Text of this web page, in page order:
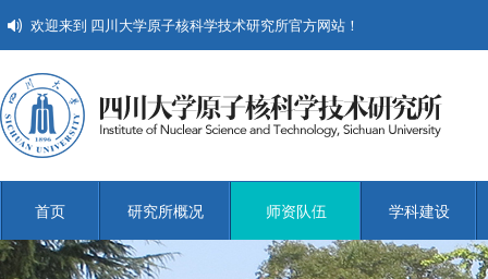
欢迎来到 四川大学原子核科学技术研究所官方网站！
首页 研究所概况 师资队伍 学科建设